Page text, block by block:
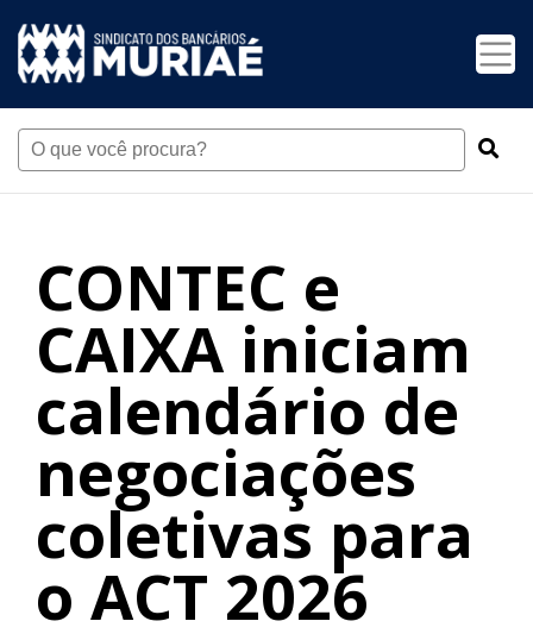
CONTEC e
CAIXA iniciam
calendário de
negociações
coletivas para
o ACT 2026